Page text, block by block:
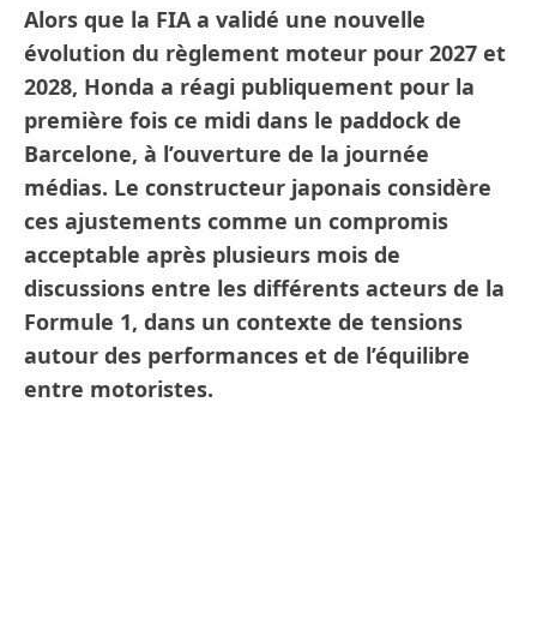
Alors que la FIA a validé une nouvelle
évolution du règlement moteur pour 2027 et
2028, Honda a réagi publiquement pour la
première fois ce midi dans le paddock de
Barcelone, à l’ouverture de la journée
médias. Le constructeur japonais considère
ces ajustements comme un compromis
acceptable après plusieurs mois de
discussions entre les différents acteurs de la
Formule 1, dans un contexte de tensions
autour des performances et de l’équilibre
entre motoristes.